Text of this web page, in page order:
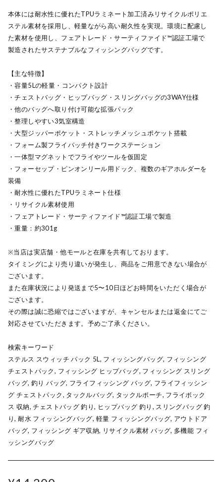
本体には耐水性に優れたTPUラミネート加工済みリサイクルポリエ
ステル素材を採用し、軽量ながら高い耐久性を実現。環境に配慮し
た素材を使用し、フェアトレード・サーティファイド™認証工場で
製造されたサステナブルなフィッシングバッグです。
【主な特徴】
・容量5Lの軽量・コンパクト設計
・チェストバッグ・ヒップバッグ・スリングバッグの3WAY仕様
・他のバッグへ取り付け可能な拡張パック
・整理しやすい3気室構造
・大型ジッパーポケット・ストレッチメッシュポケット搭載
・フォーム製フライパッチ付きワークステーション
・一体型マグネットでフライやツールを仮固定
・フォーセップ・ピンオンリール用ドック、複数のギアホルダーを
装備
・耐水性に優れたTPUラミネート仕様
・リサイクル素材使用
・フェアトレード・サーティファイド™認証工場で製造
・重量：約301g
※当店は実店舗・他モールと在庫を共有しております。
タイミングにより売り違いが発生し、商品をご用意できない場合が
ございます。
また在庫状況により発送まで5〜10日ほどお時間をいただく場合が
ございます。
その際は誠に恐縮ではございますが、キャンセルまたは返金にてご
対応させていただきます。予めご了承ください。
検索キーワード
ステルス スウィッチ パック 5L, フィッシングバッグ, フィッシング
チェストパック, フィッシング ヒップバッグ, フィッシング スリング
バッグ, 釣り バッグ, フライフィッシング バッグ, フライフィッシン
グ チェストパック, タックルバッグ, タックルポーチ, フライボック
ス 収納, チェストバッグ 釣り, ヒップバッグ 釣り, スリングバッグ 釣
り, 耐水 フィッシングバッグ, 軽量 フィッシングバッグ, アウトドア
バッグ, フィッシング ギア収納, リサイクル素材 バッグ, 多機能 フィ
ッシングバッグ